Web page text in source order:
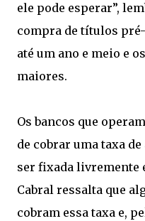
ele pode esperar”,
compra de títulos
até um ano e meio e
maiores.
Os bancos que
de cobrar uma taxa
ser fixada livremente
Cabral ressalta que
cobram essa taxa e,